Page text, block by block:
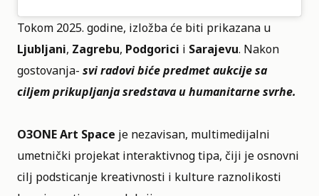
Tokom 2025. godine, izložba će biti prikazana u
Ljubljani, Zagrebu, Podgorici i Sarajevu. Nakon
gostovanja- svi radovi biće predmet aukcije sa
ciljem prikupljanja sredstava u humanitarne svrhe.
O3ONE Art Space je nezavisan, multimedijalni
umetnički projekat interaktivnog tipa, čiji je osnovni
cilj podsticanje kreativnosti i kulture raznolikosti